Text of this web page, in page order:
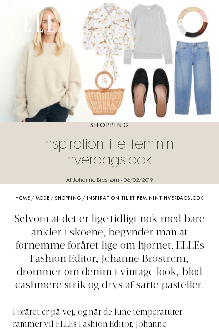
SHOPPING
Inspiration til et feminint
hverdagslook
Af Johanne Brostrøm - 06/02/2019
HOME / MODE / SHOPPING / INSPIRATION TIL ET FEMININT HVERDAGSLOOK
Selvom at det er lige tidligt nok med bare
ankler i skoene, begynder man at
fornemme foråret lige om hjørnet. ELLEs
Fashion Editor, Johanne Brostrøm,
drømmer om denim i vintage look, blød
cashmere strik og drys af sarte pasteller.
Foråret er på vej, og når de lune temperaturer
rammer vil ELLEs Fashion Editor, Johanne